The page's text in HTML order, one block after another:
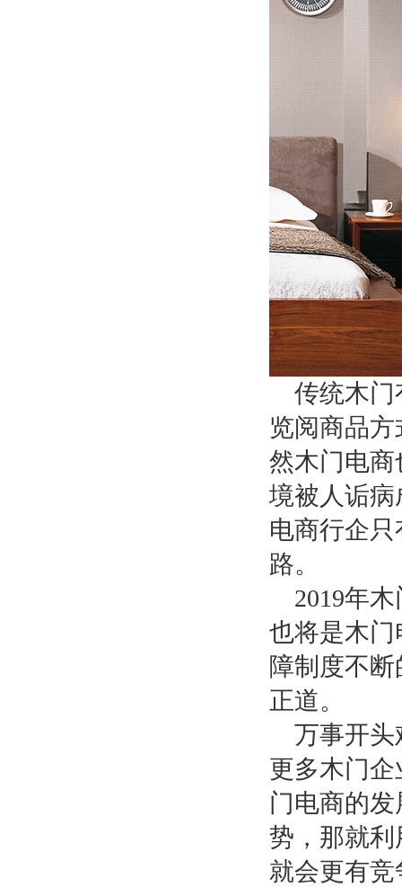
传统木门
览阅商品
然木门电
境被人诟病
电商行企
路。
2019年木
也将是木
障制度不
正道。
万事开头
更多木门
门电商的
势，那就
就会更有竞